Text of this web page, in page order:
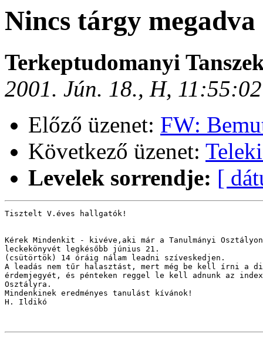
Nincs tárgy megadva
Terkeptudomanyi
2001. Jún. 18., H,
Előző üzenet: FW:
Következő üzenet:
Levelek sorrendje: [
Tisztelt V.éves hallgatók!
Kérek Mindenkit - kivéve,aki már a Tanulmányi
leckekönyvét legkésőbb június 21.
(csütörtök) 14 óráig nálam leadni szíveskedjen.
A leadás nem tűr halasztást, mert még be kell írni a
érdemjegyét, és pénteken reggel le kell adnunk az
Osztályra.
Mindenkinek eredményes tanulást kívánok!
H. Ildikó